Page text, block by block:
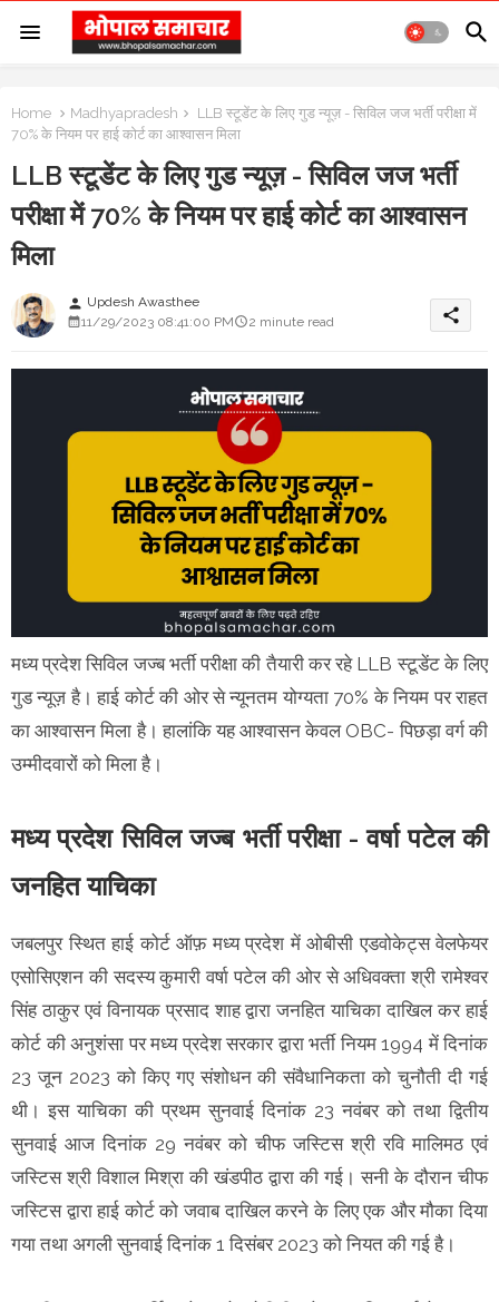
Home Madhyapradesh
LLB स्टूडेंट के लिए गुड न्यूज़ - सिविल जज भर्ती परीक्षा में
70% के नियम पर हाई कोर्ट का आश्वासन मिला
LLB स्टूडेंट के लिए गुड न्यूज़ - सिविल जज भर्ती
परीक्षा में 70% के नियम पर हाई कोर्ट का आश्वासन
मिला
person Updesh Awasthee
11/29/2023 08:41:00 PM
2 minute read share
मध्य प्रदेश सिविल जज्ब भर्ती परीक्षा की तैयारी कर रहे LLB स्टूडेंट के लिए
गुड न्यूज़ है। हाई कोर्ट की ओर से न्यूनतम योग्यता 70% के नियम पर राहत
का आश्वासन मिला है। हालांकि यह आश्वासन केवल OBC- पिछड़ा वर्ग की
उम्मीदवारों को मिला है।
मध्य प्रदेश सिविल जज्ब भर्ती परीक्षा - वर्षा पटेल की
जनहित याचिका
जबलपुर स्थित हाई कोर्ट ऑफ़ मध्य प्रदेश में ओबीसी एडवोकेट्स वेलफेयर
एसोसिएशन की सदस्य कुमारी वर्षा पटेल की ओर से अधिवक्ता श्री रामेश्वर
सिंह ठाकुर एवं विनायक प्रसाद शाह द्वारा जनहित याचिका दाखिल कर हाई
कोर्ट की अनुशंसा पर मध्य प्रदेश सरकार द्वारा भर्ती नियम 1994 में दिनांक
23 जून 2023 को किए गए संशोधन की संवैधानिकता को चुनौती दी गई
थी। इस याचिका की प्रथम सुनवाई दिनांक 23 नवंबर को तथा द्वितीय
सुनवाई आज दिनांक 29 नवंबर को चीफ जस्टिस श्री रवि मालिमठ एवं
जस्टिस श्री विशाल मिश्रा की खंडपीठ द्वारा की गई। सनी के दौरान चीफ
जस्टिस द्वारा हाई कोर्ट को जवाब दाखिल करने के लिए एक और मौका दिया
गया तथा अगली सुनवाई दिनांक 1 दिसंबर 2023 को नियत की गई है।